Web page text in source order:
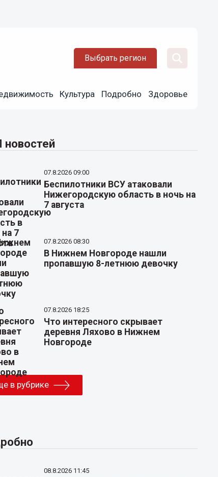
Выбрать регион
Культура Подробно Здоровье
07.8.2026 09:00
Беспилотники ВСУ атаковали
Нижегородскую область в ночь на
7 августа
07.8.2026 08:30
В Нижнем Новгороде нашли
пропавшую 8-летнюю девочку
07.8.2026 18:25
Что интересного скрывает
деревня Ляхово в Нижнем
Новгороде
в рубрике
08.8.2026 11:45